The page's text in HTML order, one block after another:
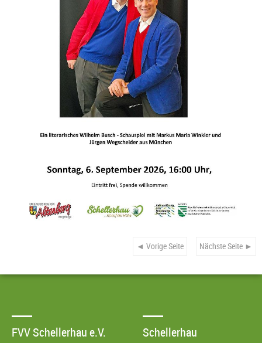
Nächste Seite ►
◄ Vorige Seite
FVV Schellerhau e.V. Schellerhau